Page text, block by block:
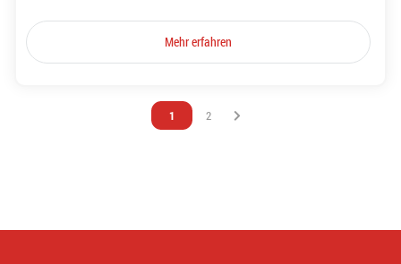
Mehr erfahren
Vous êtes sur la page
1 Vous êtes sur la page
2